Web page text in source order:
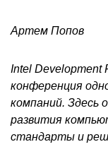
Артем Попов
Intel Development
конференция
компаний. Здесь
развития
стандарты и